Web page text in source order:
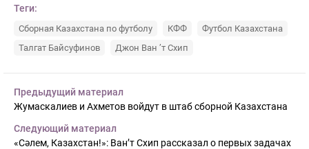
Теги:
Сборная Казахстана по футболу КФФ
Футбол Казахстана
Талгат Байсуфинов
Джон Ван ’т Схип
Предыдущий материал
Жумаскалиев и Ахметов войдут в штаб сборной Казахстана
Следующий материал
«Сәлем, Казахстан!»: Ван’т Схип рассказал о первых задачах